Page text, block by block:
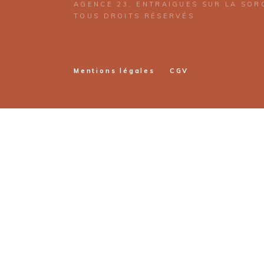
AGENCE 23, ENTRAIGUES SUR LA
TOUS DROITS RÉSERVÉS
Mentions légales CGV